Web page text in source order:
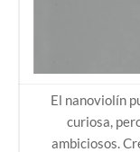
El nanoviolín
curiosa,
ambiciosos.